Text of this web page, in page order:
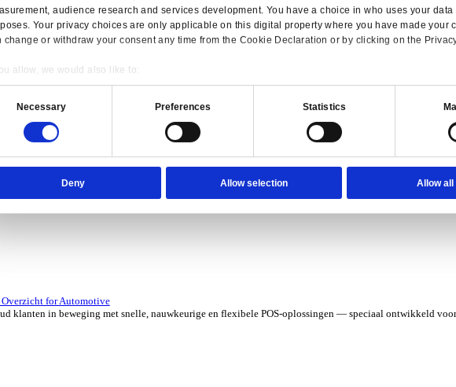
Oplossingen Overzicht for Verhuur
kosten met software die je grip geeft op elk contract, asset en aanvraag.
ontdek de ERP-oplossingen die jouw aftermarketbedrijf in topvorm houden.